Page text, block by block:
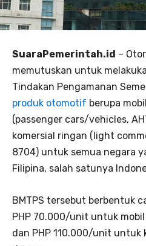
SuaraPemerintah.id –
memutuskan untuk
Tindakan Pengamanan
produk otomotif berupa
(passenger cars/vehicles,
komersial ringan (light
8704) untuk semua negara
Filipina, salah satunya
BMTPS tersebut berbentuk
PHP 70.000/unit untuk
dan PHP 110.000/unit untuk